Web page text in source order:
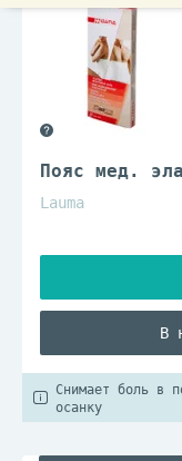
Пояс мед.
Lauma
В
Снимает боль в
осанку